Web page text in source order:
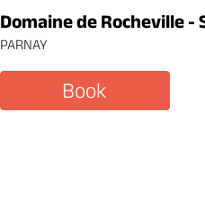
Domaine de Rocheville -
PARNAY
Book